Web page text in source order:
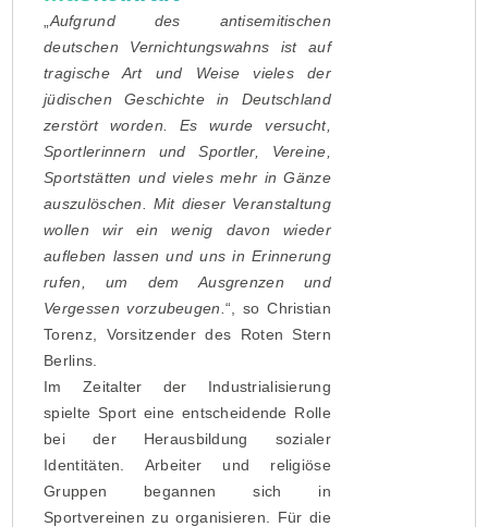
Aufgrund des antisemitischen
deutschen Vernichtungswahns ist auf
tragische Art und Weise vieles der
jüdischen Geschichte in Deutschland
zerstört worden. Es wurde versucht,
Sportlerinnern und Sportler, Vereine,
Sportstätten und vieles mehr in Gänze
auszulöschen. Mit dieser Veranstaltung
wollen wir ein wenig davon wieder
aufleben lassen und uns in Erinnerung
rufen, um dem Ausgrenzen und
Vergessen vorzubeugen. “, so Christian
Torenz, Vorsitzender des Roten Stern
Berlins.
Im Zeitalter der Industrialisierung
spielte Sport eine entscheidende Rolle
bei der Herausbildung sozialer
Identitäten. Arbeiter und religiöse
Gruppen begannen sich in
Sportvereinen zu organisieren. Für die